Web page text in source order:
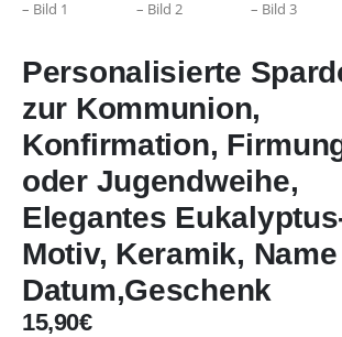
Personalisierte
zur Kommunion,
Konfirmation,
oder Jugendweihe,
Elegantes
Motiv, Keramik,
Datum,Geschenk
15,90€